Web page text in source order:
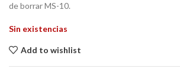
de borrar MS-10.
Sin existencias
Add to wishlist